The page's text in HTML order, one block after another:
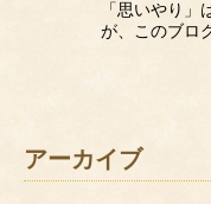
「思いやり
が、このブロ
アーカイブ